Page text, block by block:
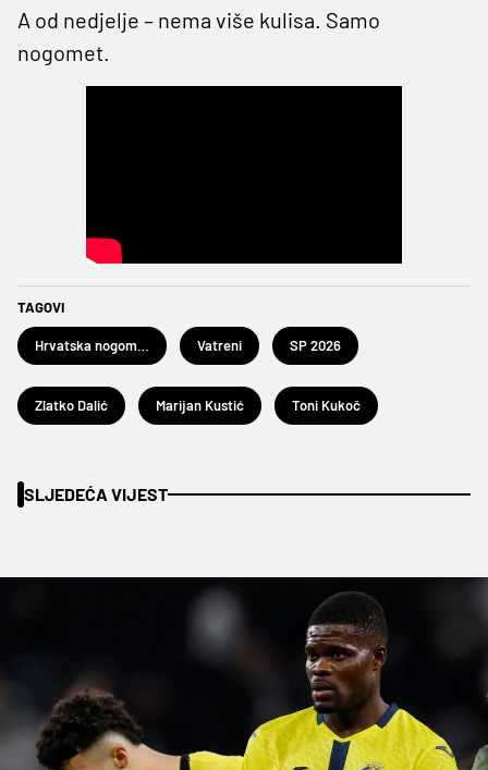
A od nedjelje – nema više kulisa. Samo
nogomet.
TAGOVI
Vatreni SP 2026
Zlatko Dalić Marijan Kustić Toni Kukoč
SLJEDEĆA VIJEST